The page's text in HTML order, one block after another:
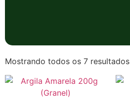
Mostrando todos os 7 resultados